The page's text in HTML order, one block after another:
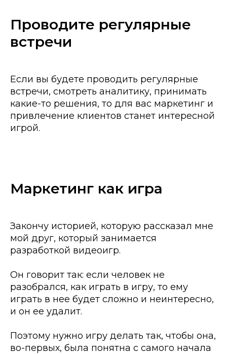
Проводите регулярные
встречи
Если вы будете проводить регулярные
встречи, смотреть аналитику, принимать
какие-то решения, то для вас маркетинг и
привлечение клиентов станет интересной
игрой.
Маркетинг как игра
Закончу историей, которую рассказал мне
мой друг, который занимается
разработкой видеоигр.
Он говорит так: если человек не
разобрался, как играть в игру, то ему
играть в нее будет сложно и неинтересно,
и он ее удалит.
Поэтому нужно игру делать так, чтобы она,
во-первых, была понятна с самого начала